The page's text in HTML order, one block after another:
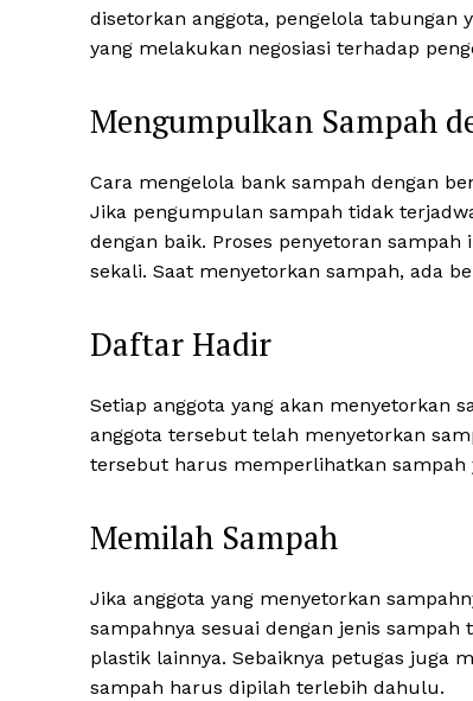
disetorkan anggota, pengelola tabungan
yang melakukan negosiasi terhadap
Mengumpulkan Sampah
Cara mengelola bank sampah dengan
Jika pengumpulan sampah tidak
dengan baik. Proses penyetoran
sekali. Saat menyetorkan sampah, ada
Daftar Hadir
Setiap anggota yang akan menyetorkan
anggota tersebut telah menyetorkan
tersebut harus memperlihatkan sampah
Memilah Sampah
Jika anggota yang menyetorkan
sampahnya sesuai dengan jenis
plastik lainnya. Sebaiknya petugas juga
sampah harus dipilah terlebih dahulu.